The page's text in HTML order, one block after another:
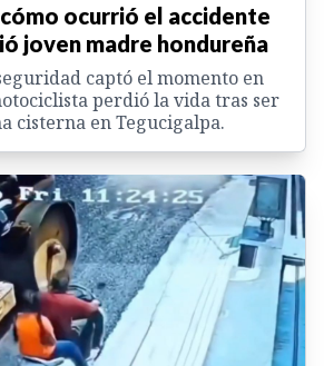
ocurrió el accidente
joven madre hondureña
captó el momento en
perdió la vida tras ser
cisterna en Tegucigalpa.